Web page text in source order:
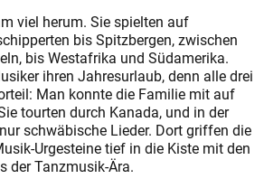
viel herum. Sie spielten auf
bis Spitzbergen, zwischen
bis Westafrika und Südamerika.
ihren Jahresurlaub, denn alle drei
Man konnte die Familie mit auf
tourten durch Kanada, und in der
schwäbische Lieder. Dort griffen die
Urgesteine tief in die Kiste mit den
der Tanzmusik-Ära.